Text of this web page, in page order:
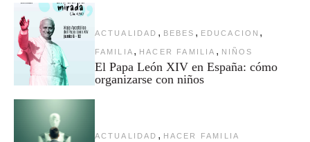
ACTUALIDAD , BEBES , EDUCACION ,
FAMILIA , HACER FAMILIA , NIÑOS
El Papa León XIV en España: cómo
organizarse con niños
ACTUALIDAD , HACER FAMILIA